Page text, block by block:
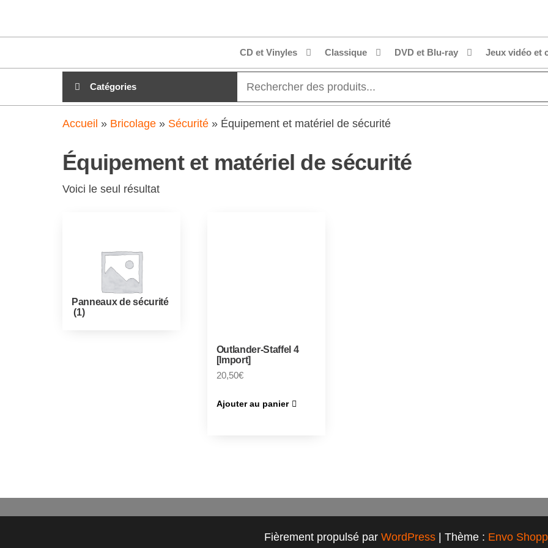
clubdial.fr
CD et Vinyles Classique DVD et Blu-ray Jeux vidéo et
Catégories
Accueil » Bricolage » Sécurité » Équipement et matériel de sécurité
Équipement et matériel de sécurité
Voici le seul résultat
Panneaux de sécurité
(1)
Outlander-Staffel 4
[Import]
20,50€
Ajouter au panier
Fièrement propulsé par WordPress | Thème : Envo